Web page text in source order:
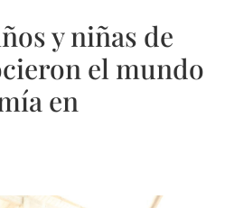
y niñas de
el mundo
en